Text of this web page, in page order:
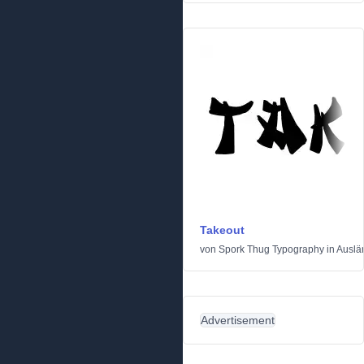
Takeout
von Spork Thug Typography in
Advertisement